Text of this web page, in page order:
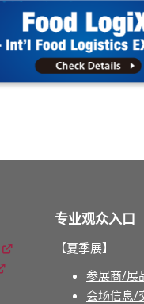
专业观众入口
【夏季展】
参展商/展
会场信息/